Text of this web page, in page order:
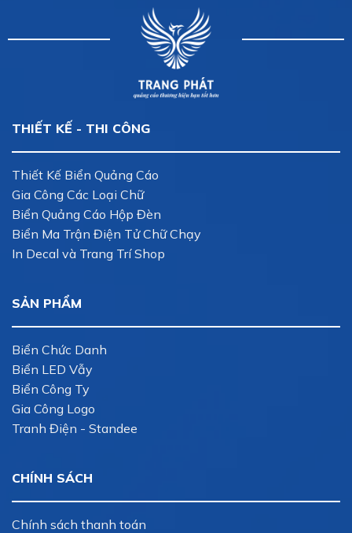
THIẾT KẾ - THI CÔNG
Thiết Kế Biển Quảng Cáo
Gia Công Các Loại Chữ
Biển Quảng Cáo Hộp Đèn
Biển Ma Trận Điện Tử Chữ Chạy
In Decal và Trang Trí Shop
SẢN PHẨM
Biển Chức Danh
Biển LED Vẫy
Biển Công Ty
Gia Công Logo
Tranh Điện - Standee
CHÍNH SÁCH
Chính sách thanh toán